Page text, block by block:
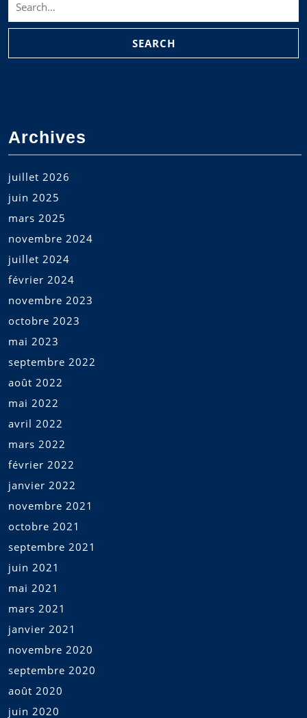
for:
Archives
juillet 2026
juin 2025
mars 2025
novembre 2024
juillet 2024
février 2024
novembre 2023
octobre 2023
mai 2023
septembre 2022
août 2022
mai 2022
avril 2022
mars 2022
février 2022
janvier 2022
novembre 2021
octobre 2021
septembre 2021
juin 2021
mai 2021
mars 2021
janvier 2021
novembre 2020
septembre 2020
août 2020
juin 2020